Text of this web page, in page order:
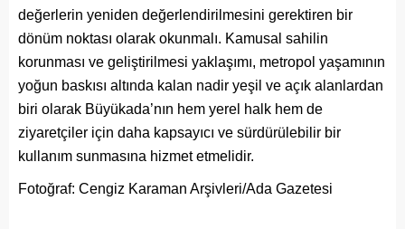
değerlerin yeniden değerlendirilmesini gerektiren bir
dönüm noktası olarak okunmalı. Kamusal sahilin
korunması ve geliştirilmesi yaklaşımı, metropol yaşamının
yoğun baskısı altında kalan nadir yeşil ve açık alanlardan
biri olarak Büyükada’nın hem yerel halk hem de
ziyaretçiler için daha kapsayıcı ve sürdürülebilir bir
kullanım sunmasına hizmet etmelidir.
Fotoğraf: Cengiz Karaman Arşivleri/Ada Gazetesi